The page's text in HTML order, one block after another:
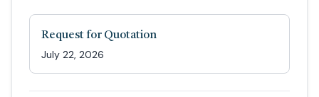
Request for Quotation
July 22, 2026